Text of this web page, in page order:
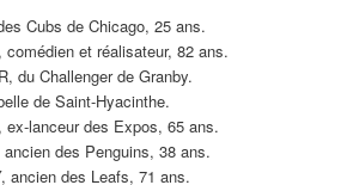
Cubs de Chicago, 25 ans.
comédien et réalisateur, 82 ans.
du Challenger de Granby.
de Saint-Hyacinthe.
ex-lanceur des Expos, 65 ans.
ancien des Penguins, 38 ans.
ancien des Leafs, 71 ans.